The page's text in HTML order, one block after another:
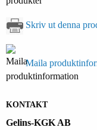
Skriv ut denna
Maila
KONTAKT
Gelins-KGK AB